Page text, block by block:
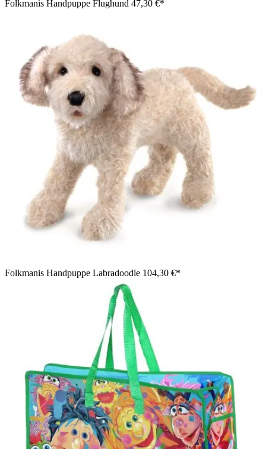
Folkmanis Handpuppe Flughund 47,30 €*
Folkmanis Handpuppe Labradoodle 104,30 €*